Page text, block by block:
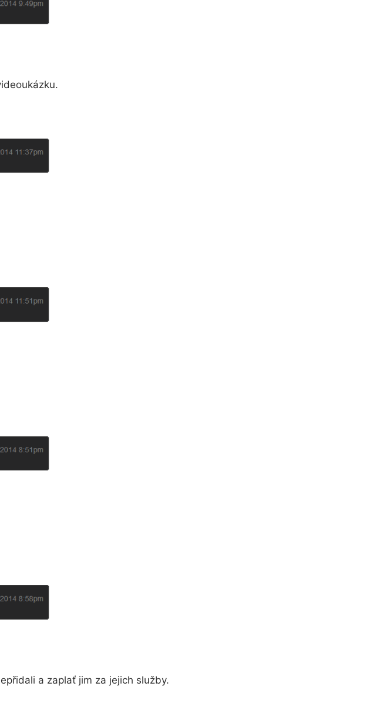
a zaplať jim za jejich služby.